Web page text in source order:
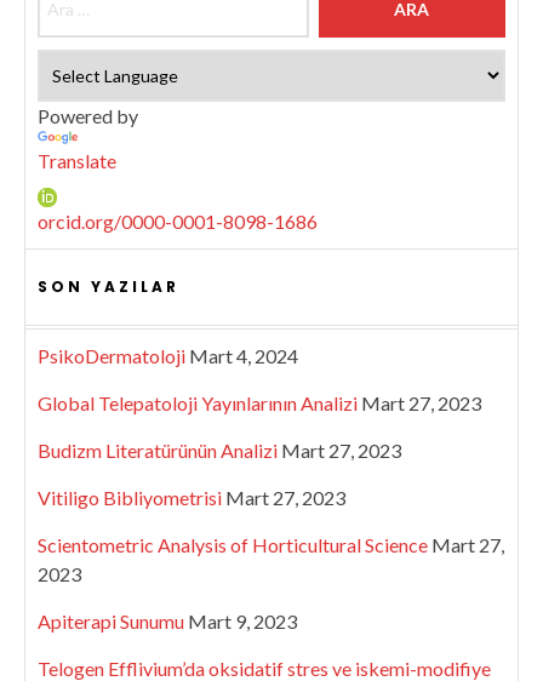
Powered by
Translate
orcid.org/0000-0001-8098-1686
SON YAZILAR
PsikoDermatoloji Mart 4, 2024
Global Telepatoloji Yayınlarının Analizi Mart 27, 2023
Budizm Literatürünün Analizi Mart 27, 2023
Vitiligo Bibliyometrisi Mart 27, 2023
Scientometric Analysis of Horticultural Science Mart 27,
2023
Apiterapi Sunumu Mart 9, 2023
Telogen Efflivium’da oksidatif stres ve iskemi-modifiye